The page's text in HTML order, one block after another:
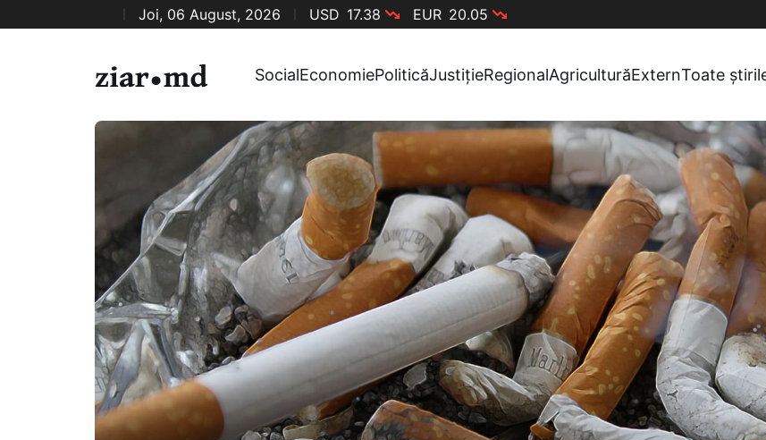
Joi, 06 August, 2026 USD 17.38 EUR 20.05
SocialEconomiePoliticăJustițieRegionalAgriculturăExternToate